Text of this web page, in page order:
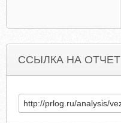
ССЫЛКА НА ОТЧЕТ